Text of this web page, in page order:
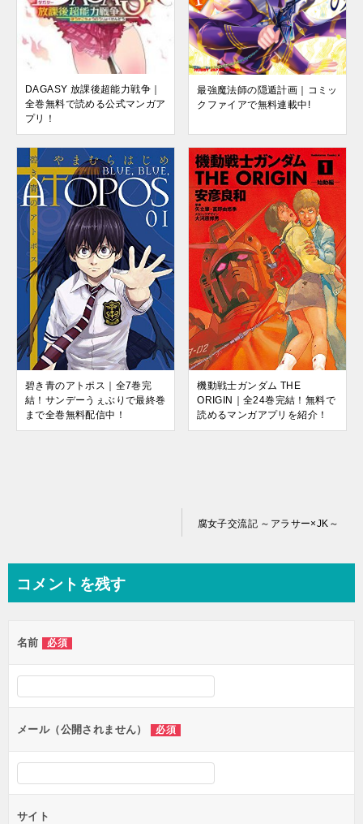
DAGASY 放課後超能力戦争｜
全巻無料で読める公式マンガア
プリ！
最強魔法師の隠遁計画｜コミッ
クファイアで無料連載中!
碧き青のアトポス｜全7巻完
結！サンデーうぇぶりで最終巻
まで全巻無料配信中！
機動戦士ガンダム THE
ORIGIN｜全24巻完結！無料で
読めるマンガアプリを紹介！
ビ
ー
シ
ョ
ン
腐女子交流記 ～アラサー×JK～
コメントを残す
名前 必須
メール（公開されません） 必須
サイト